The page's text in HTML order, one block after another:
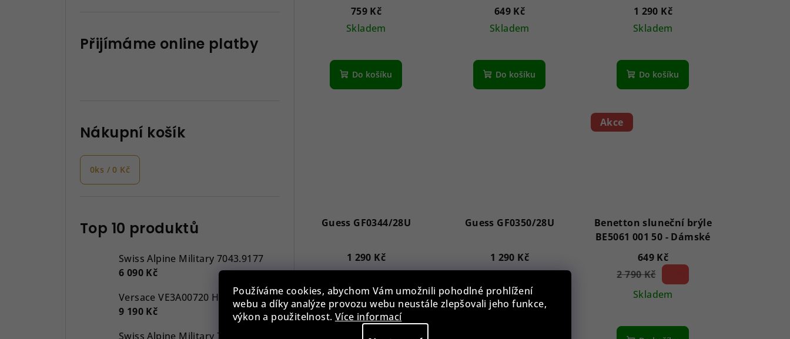
Používáme cookies, abychom Vám umožnili pohodlné prohlížení
webu a díky analýze provozu webu neustále zlepšovali jeho funkce,
výkon a použitelnost. Více informací
Přijímáme online platby
Nákupní košík
0ks /0 Kč
Top 10 produktů
Swiss Alpine Military 7043.9177
6 090 Kč
Versace VE3A00720 Hellenyium 42mm
9 190 Kč
759 Kč
Skladem
Do košíku
649 Kč
Skladem
Do košíku
1 290 Kč
Skladem
Do košíku
Guess GF0344/28U
1 290 Kč
Skladem
Do košíku
Guess GF0350/28U
1 290 Kč
Skladem
Akce
Benetton sluneční brýle
BE5061 001 50 - Dámské
649 Kč
2 790 Kč
Skladem